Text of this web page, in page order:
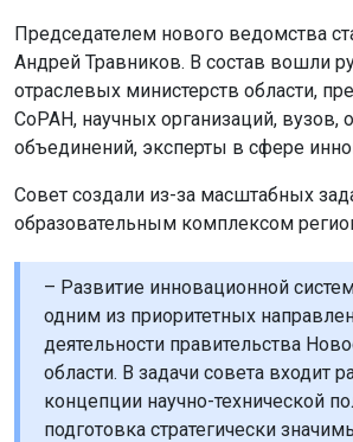
Председателем нового ведомства
Андрей Травников. В состав вошли
отраслевых министерств области,
СоРАН, научных организаций, вузов,
объединений, эксперты в сфере
Совет создали из-за масштабных
образовательным комплексом
– Развитие инновационной
одним из приоритетных
деятельности правительства
области. В задачи совета входит
концепции научно-технической
подготовка стратегически